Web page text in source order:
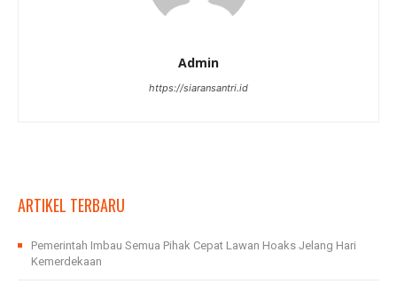
Admin
https://siaransantri.id
ARTIKEL TERBARU
Pemerintah Imbau Semua Pihak Cepat Lawan Hoaks Jelang Hari
Kemerdekaan